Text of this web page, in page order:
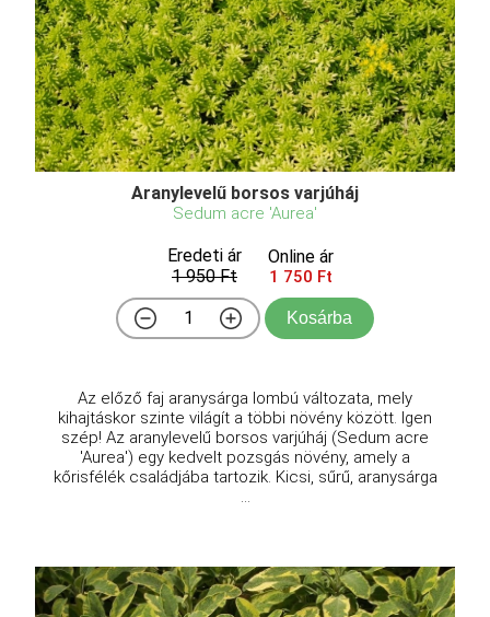
Aranylevelű borsos varjúháj
Sedum acre 'Aurea'
Eredeti ár
1 950 Ft
Online ár
1 750 Ft
Kosárba
Az előző faj aranysárga lombú változata, mely
kihajtáskor szinte világít a többi növény között. Igen
szép! Az aranylevelű borsos varjúháj (Sedum acre
'Aurea') egy kedvelt pozsgás növény, amely a
kőrisfélék családjába tartozik. Kicsi, sűrű, aranysárga
...